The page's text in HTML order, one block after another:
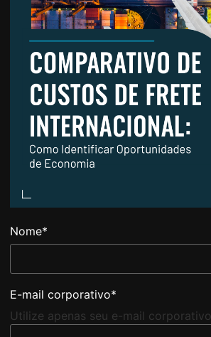
Nome*
E-mail corporativo*
Utilize apenas seu e-mail corporativo